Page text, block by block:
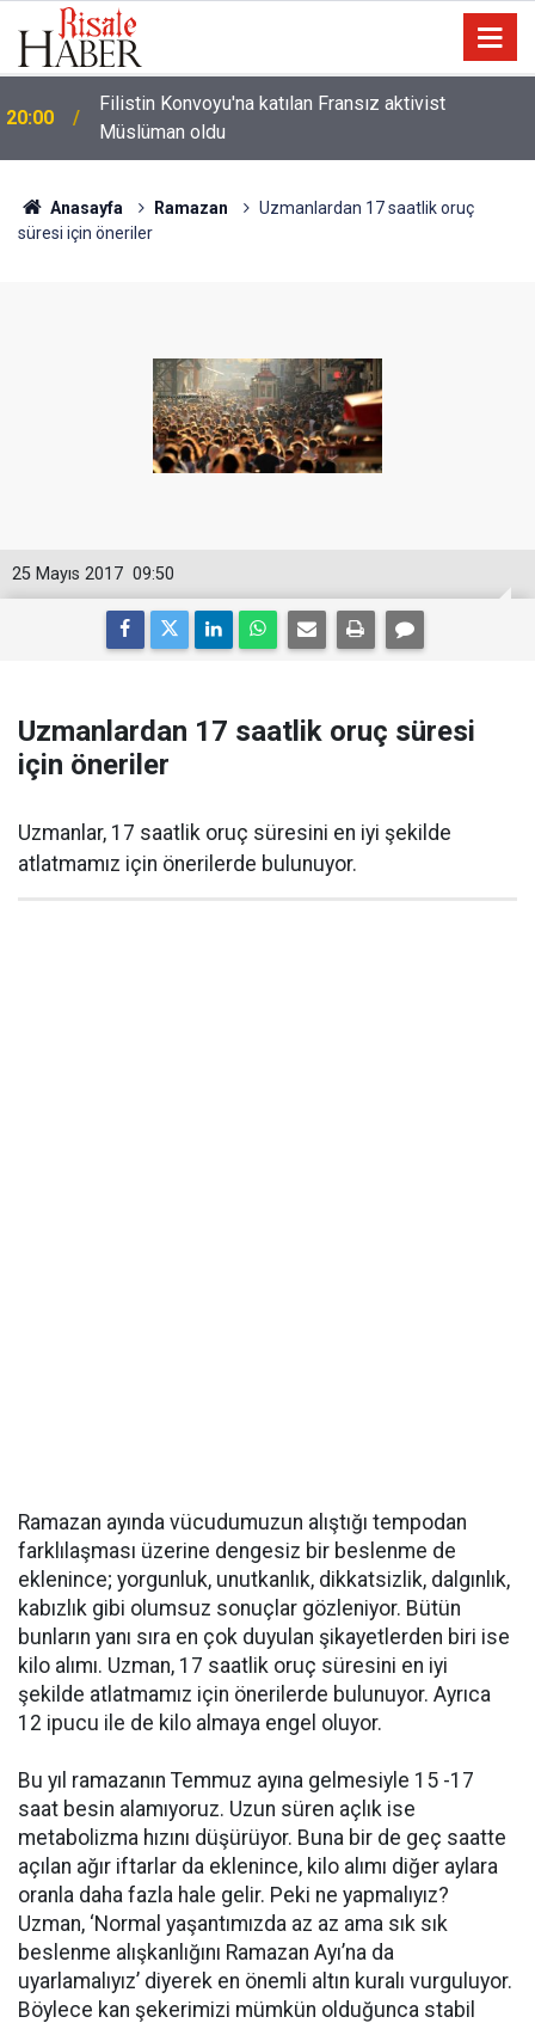
20:00
Filistin Konvoyu'na katılan Fransız aktivist
Müslüman oldu
Anasayfa Ramazan
Uzmanlardan 17 saatlik oruç
süresi için öneriler
09:50
25 Mayıs 2017
Uzmanlardan 17 saatlik oruç süresi
için öneriler
Uzmanlar, 17 saatlik oruç süresini en iyi şekilde
atlatmamız için önerilerde bulunuyor.
Ramazan ayında vücudumuzun alıştığı tempodan
farklılaşması üzerine dengesiz bir beslenme de
eklenince; yorgunluk, unutkanlık, dikkatsizlik, dalgınlık,
kabızlık gibi olumsuz sonuçlar gözleniyor. Bütün
bunların yanı sıra en çok duyulan şikayetlerden biri ise
kilo alımı. Uzman, 17 saatlik oruç süresini en iyi
şekilde atlatmamız için önerilerde bulunuyor. Ayrıca
12 ipucu ile de kilo almaya engel oluyor.
Bu yıl ramazanın Temmuz ayına gelmesiyle 15 -17
saat besin alamıyoruz. Uzun süren açlık ise
metabolizma hızını düşürüyor. Buna bir de geç saatte
açılan ağır iftarlar da eklenince, kilo alımı diğer aylara
oranla daha fazla hale gelir. Peki ne yapmalıyız?
Uzman, ‘Normal yaşantımızda az az ama sık sık
beslenme alışkanlığını Ramazan Ayı’na da
uyarlamalıyız’ diyerek en önemli altın kuralı vurguluyor.
Böylece kan şekerimizi mümkün olduğunca stabil